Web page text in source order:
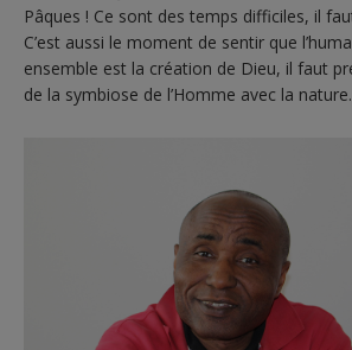
Pâques ! Ce sont des temps difficiles, il
C’est aussi le moment de sentir que
ensemble est la création de Dieu, il faut
de la symbiose de l’Homme avec la nature.